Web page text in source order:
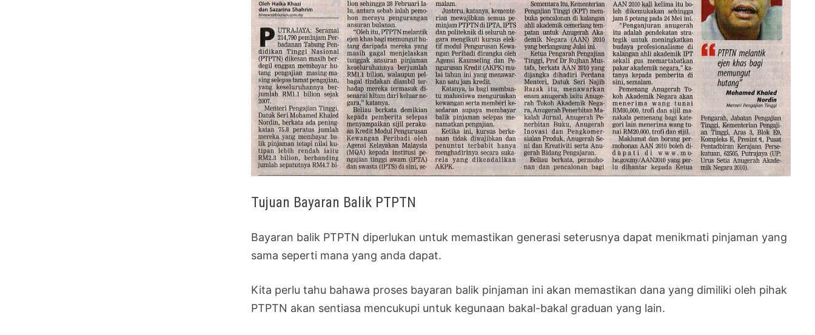
Tujuan Bayaran Balik PTPTN
Bayaran balik PTPTN diperlukan untuk memastikan generasi seterusnya dapat menikmati pinjaman yang
sama seperti mana yang anda dapat.
Kita perlu tahu bahawa proses bayaran balik pinjaman ini akan memastikan dana yang dimiliki oleh pihak
PTPTN akan sentiasa mencukupi untuk kegunaan bakal-bakal graduan yang lain.